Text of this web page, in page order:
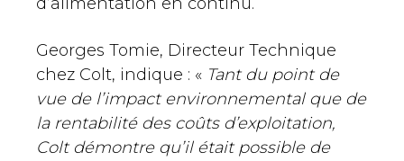
Georges Tomie, Directeur Technique
chez Colt, indique : « Tant du point de
vue de l’impact environnemental que de
la rentabilité des coûts d’exploitation,
Colt démontre qu’il était possible de